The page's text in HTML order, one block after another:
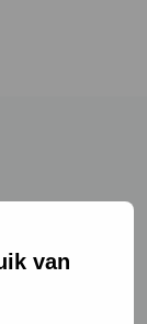
van